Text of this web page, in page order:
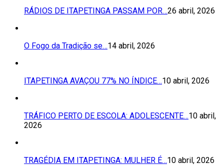
RÁDIOS DE ITAPETINGA PASSAM POR…26 abril, 2026
O Fogo da Tradição se…14 abril, 2026
ITAPETINGA AVAÇOU 77% NO ÍNDICE…10 abril, 2026
TRÁFICO PERTO DE ESCOLA: ADOLESCENTE…10 abril,
2026
TRAGÉDIA EM ITAPETINGA: MULHER É…10 abril, 2026